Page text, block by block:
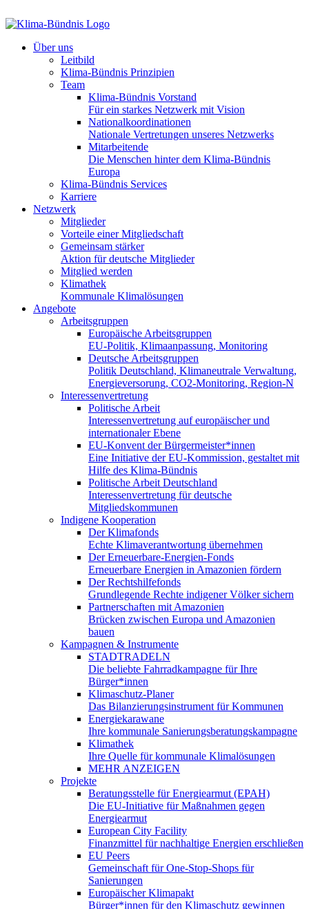
Über uns
Leitbild
Klima-Bündnis Prinzipien
Team
Klima-Bündnis Vorstand
Für ein starkes Netzwerk mit Vision
Nationalkoordinationen
Nationale Vertretungen unseres Netzwerks
Mitarbeitende
Die Menschen hinter dem Klima-Bündnis
Europa
Klima-Bündnis Services
Karriere
Netzwerk
Mitglieder
Vorteile einer Mitgliedschaft
Gemeinsam stärker
Aktion für deutsche Mitglieder
Mitglied werden
Klimathek
Kommunale Klimalösungen
Angebote
Arbeitsgruppen
Europäische Arbeitsgruppen
EU-Politik, Klimaanpassung, Monitoring
Deutsche Arbeitsgruppen
Politik Deutschland, Klimaneutrale Verwaltung,
Energieversorung, CO2-Monitoring, Region-N
Interessenvertretung
Politische Arbeit
Interessenvertretung auf europäischer und
internationaler Ebene
EU-Konvent der Bürgermeister*innen
Eine Initiative der EU-Kommission, gestaltet mit
Hilfe des Klima-Bündnis
Politische Arbeit Deutschland
Interessenvertretung für deutsche
Mitgliedskommunen
Indigene Kooperation
Der Klimafonds
Echte Klimaverantwortung übernehmen
Der Erneuerbare-Energien-Fonds
Erneuerbare Energien in Amazonien fördern
Der Rechtshilfefonds
Grundlegende Rechte indigener Völker sichern
Partnerschaften mit Amazonien
Brücken zwischen Europa und Amazonien
bauen
Kampagnen & Instrumente
STADTRADELN
Die beliebte Fahrradkampagne für Ihre
Bürger*innen
Klimaschutz-Planer
Das Bilanzierungsinstrument für Kommunen
Energiekarawane
Ihre kommunale Sanierungsberatungskampagne
Klimathek
Ihre Quelle für kommunale Klimalösungen
MEHR ANZEIGEN
Projekte
Beratungsstelle für Energiearmut (EPAH)
Die EU-Initiative für Maßnahmen gegen
Energiearmut
European City Facility
Finanzmittel für nachhaltige Energien erschließen
EU Peers
Gemeinschaft für One-Stop-Shops für
Sanierungen
Europäischer Klimapakt
Bürger*innen für den Klimaschutz gewinnen